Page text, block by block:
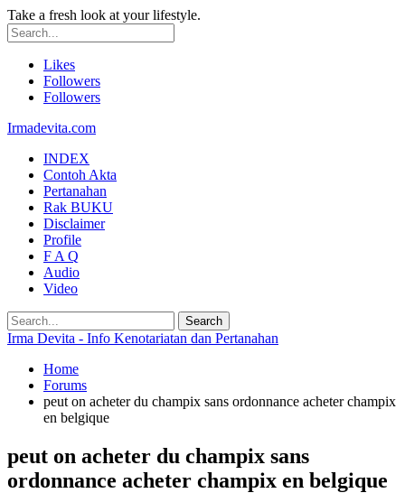
Take a fresh look at your lifestyle.
Likes
Followers
Followers
Irmadevita.com
INDEX
Contoh Akta
Pertanahan
Rak BUKU
Disclaimer
Profile
F A Q
Audio
Video
Irma Devita - Info Kenotariatan dan Pertanahan
Home
Forums
peut on acheter du champix sans ordonnance acheter champix
en belgique
peut on acheter du champix sans
ordonnance acheter champix en belgique